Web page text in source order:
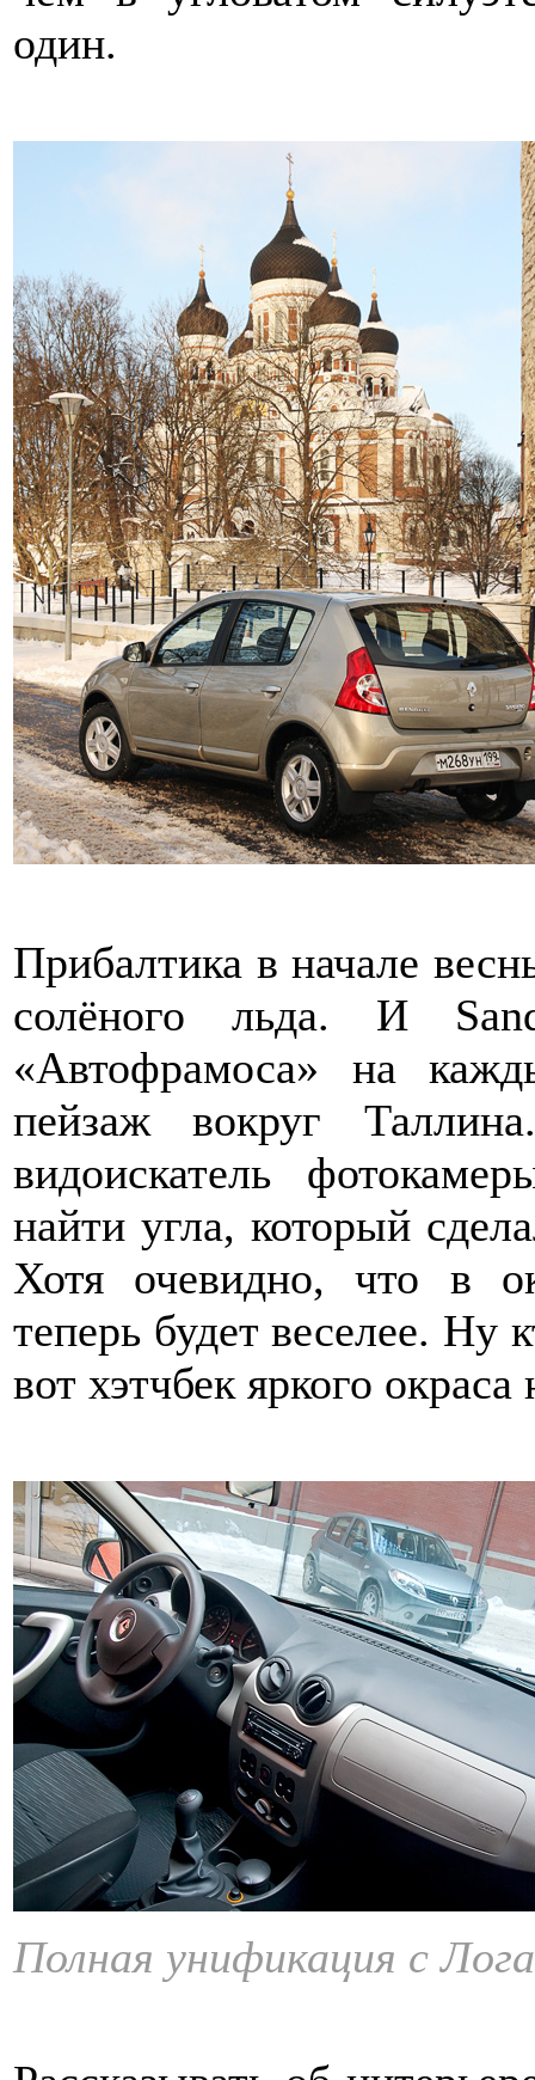
один.
Прибалтика в начале
солёного льда. И
«Автофрамоса» на
пейзаж вокруг
видоискатель
найти угла, который
Хотя очевидно, что в
теперь будет веселее. Ну
вот хэтчбек яркого
Полная унификация с